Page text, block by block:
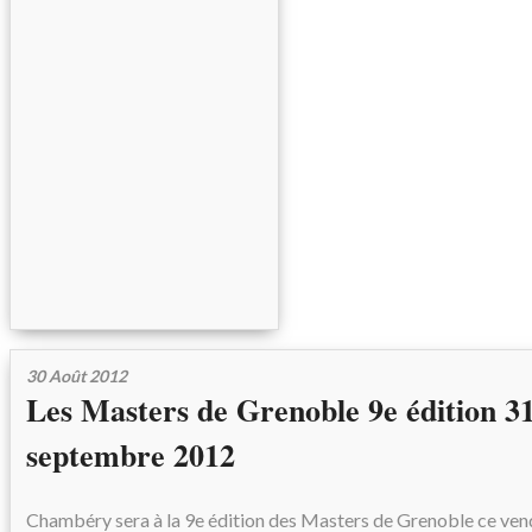
30 Août 2012
Les Masters de Grenoble 9e édition
septembre 2012
Chambéry sera à la 9e édition des Masters de Grenoble ce